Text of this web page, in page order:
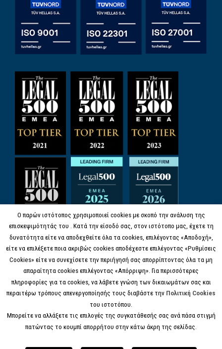
RESERVED.
Ο παρών ιστότοπος χρησιμοποιεί cookies με σκοπό την ανάλυση της
επισκεψιμότητάς του . Κατά την είσοδό σας, στον ιστότοπο μας, έχετε τη
δυνατότητα είτε να αποδεχθείτε όλα τα cookies, επιλέγοντας «Αποδοχή»,
είτε να επιλέξετε ποια ακριβώς cookies αποδέχεστε επιλέγοντας «Ρυθμίσεις
Cookies» είτε να συνεχίσετε την περιήγησή σας απορρίπτοντας όλα τα μη
απαραίτητα cookies επιλέγοντας «Απόρριψη». Για περισσότερες
πληροφορίες για τα cookies, να λάβετε γνώση των δικαιωμάτων σας και
περαιτέρω τρόπους απενεργοποίησής τους διαβάστε την Πολιτική Cookies
του ιστοτόπου.
Μπορείτε να αλλάξετε τις επιλογές της συγκατάθεσής σας ανά πάσα στιγμή
πατώντας το κουμπί απορρήτου στην κάτω άκρη της σελίδας.